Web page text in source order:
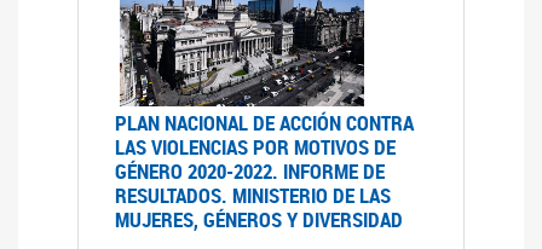
PLAN NACIONAL DE ACCIÓN CONTRA
LAS VIOLENCIAS POR MOTIVOS DE
GÉNERO 2020-2022. INFORME DE
RESULTADOS. MINISTERIO DE LAS
MUJERES, GÉNEROS Y DIVERSIDAD